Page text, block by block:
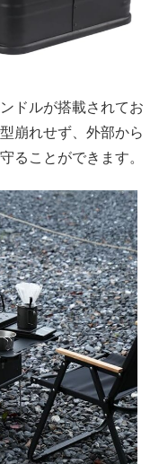
ドルが搭載されてお
崩れせず、外部から
ることができます。